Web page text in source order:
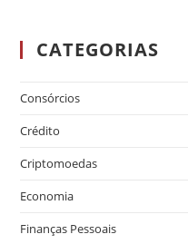
CATEGORIAS
Consórcios
Crédito
Criptomoedas
Economia
Finanças Pessoais